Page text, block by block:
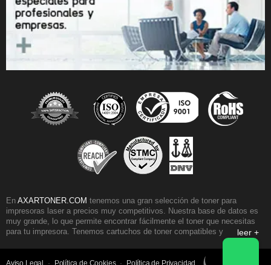
En AXARTONER.COM tenemos una gran selección de toner para
impresoras laser a precios muy competitivos. Nuestra base de datos es
muy grande, lo que permite encontrar fácilmente el toner que necesitas
para tu impresora. Tenemos cartuchos de toner compatibles y originales
para casi todos los fabricantes de impresoras. Nuestra selección de toner
Brother y los toner Samsung. Otra gama de cartuchos muy reconocida
leer +